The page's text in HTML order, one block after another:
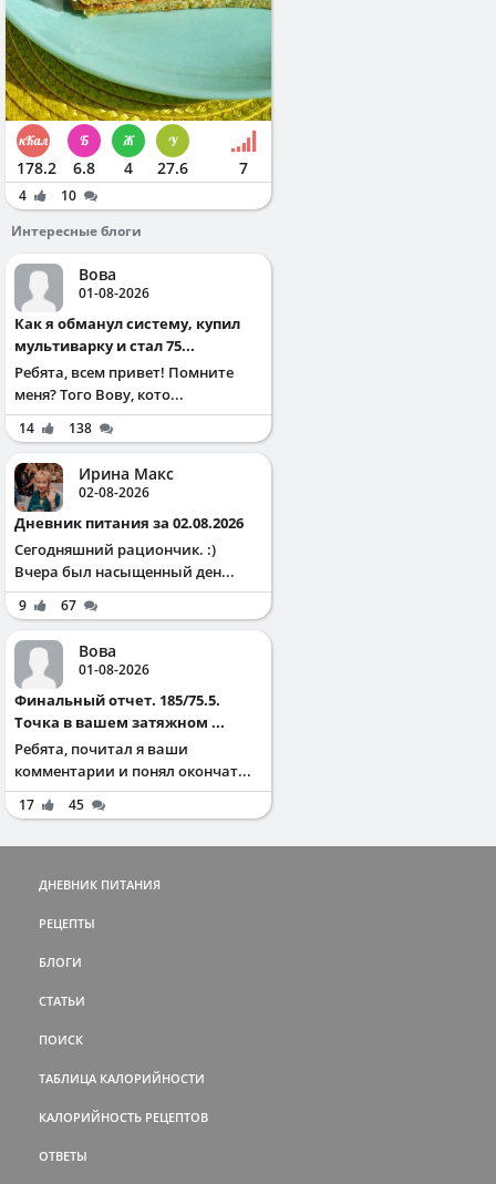
178.2 6.8 4 27.6 7
4
10
Интересные блоги
Вова
01-08-2026
Как я обманул систему, купил
мультиварку и стал 75...
Ребята, всем привет! Помните
меня? Того Вову, кото...
14 138
Ирина Макс
02-08-2026
Дневник питания за 02.08.2026
Сегодняшний рациончик. :)
Вчера был насыщенный ден...
9 67
Вова
01-08-2026
Финальный отчет. 185/75.5.
Точка в вашем затяжном ...
Ребята, почитал я ваши
комментарии и понял окончат...
17 45
ДНЕВНИК ПИТАНИЯ
РЕЦЕПТЫ
БЛОГИ
СТАТЬИ
ПОИСК
ТАБЛИЦА КАЛОРИЙНОСТИ
КАЛОРИЙНОСТЬ РЕЦЕПТОВ
ОТВЕТЫ